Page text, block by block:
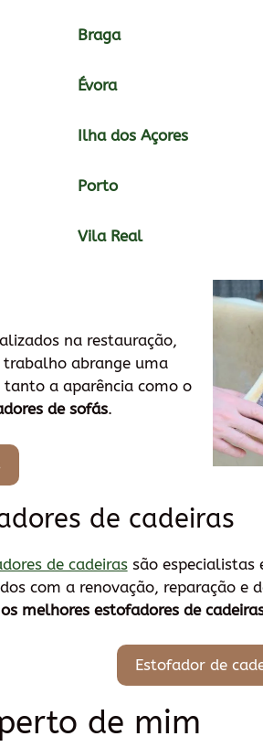
Braga
Évora
Ilha dos Açores
Porto
Vila Real
na restauração,
trabalho abrange uma
a aparência como o
de sofás.
de cadeiras
de cadeirassão especialistas
com a renovação, reparação e
melhores estofadores de
Estofador de
de mim